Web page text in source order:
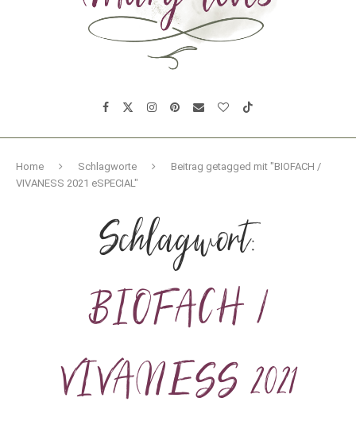
Home Schlagworte
Beitrag getagged mit "BIOFACH /
VIVANESS 2021 eSPECIAL"
Schlagwort:
BIOFACH /
VIVANESS 2021